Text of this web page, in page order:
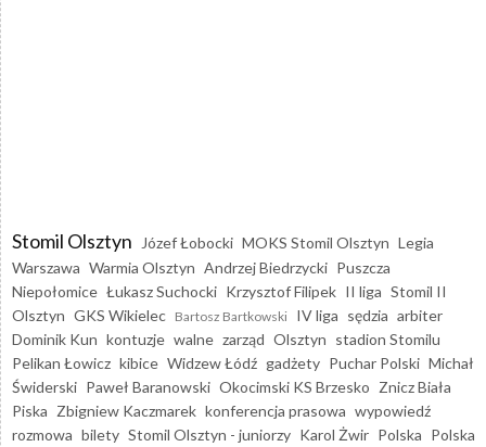
Stomil Olsztyn Józef Łobocki MOKS Stomil Olsztyn Legia
Warszawa Warmia Olsztyn Andrzej Biedrzycki Puszcza
Niepołomice Łukasz Suchocki Krzysztof Filipek II liga Stomil II
Olsztyn GKS Wikielec Bartosz Bartkowski IV liga sędzia arbiter
Dominik Kun kontuzje walne zarząd Olsztyn stadion Stomilu
Pelikan Łowicz kibice Widzew Łódź gadżety Puchar Polski Michał
Świderski Paweł Baranowski Okocimski KS Brzesko Znicz Biała
Piska Zbigniew Kaczmarek konferencja prasowa wypowiedź
rozmowa bilety Stomil Olsztyn - juniorzy Karol Żwir Polska Polska